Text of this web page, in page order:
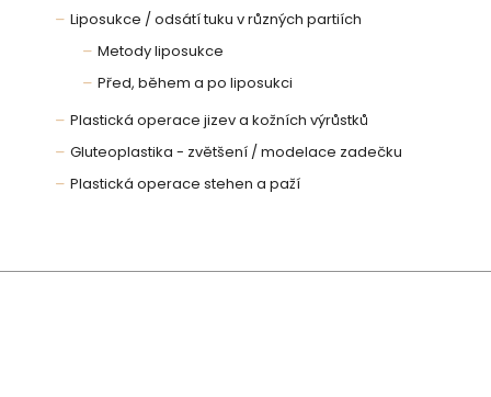
Liposukce / odsátí tuku v různých partiích
Metody liposukce
Před, během a po liposukci
Plastická operace jizev a kožních výrůstků
Gluteoplastika - zvětšení / modelace zadečku
Plastická operace stehen a paží